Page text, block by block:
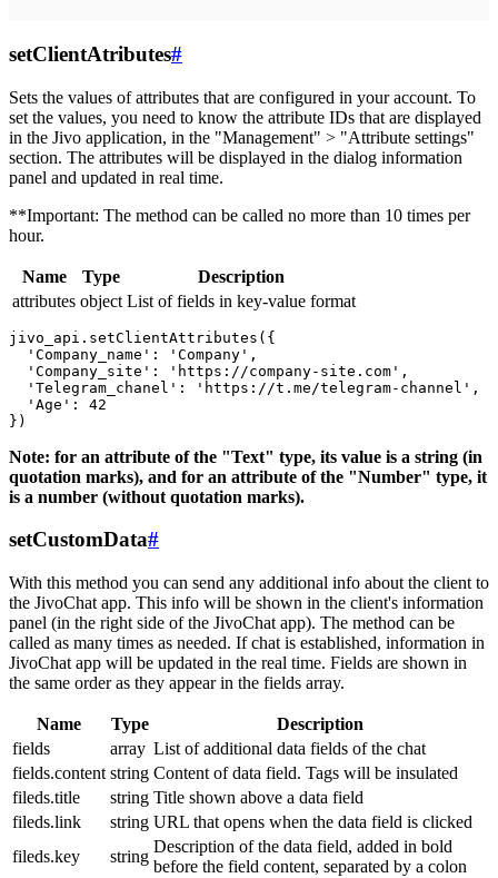
setClientAtributes#
Sets the values ​​of attributes that are configured in your account. To
set the values, you need to know the attribute IDs that are displayed
in the Jivo application, in the "Management" > "Attribute settings"
section. The attributes will be displayed in the dialog information
panel and updated in real time.
**Important: The method can be called no more than 10 times per
hour.
Name Type
Description
attributes object List of fields in key-value format
jivo_api.setClientAttributes({
  'Company_name': 'Company',
  'Company_site': 'https://company-site.com',
  'Telegram_chanel': 'https://t.me/telegram-channel',
  'Age': 42
Note: for an attribute of the "Text" type, its value is a string (in
quotation marks), and for an attribute of the "Number" type, it
is a number (without quotation marks).
setCustomData#
With this method you can send any additional info about the client to
the JivoChat app. This info will be shown in the client's information
panel (in the right side of the JivoChat app). The method can be
called as many times as needed. If chat is established, information in
JivoChat app will be updated in the real time. Fields are shown in
the same order as they appear in the fields array.
Name Type
Description
fields
array List of additional data fields of the chat
fields.content string Content of data field. Tags will be insulated
fileds.title
string Title shown above a data field
fileds.link
string URL that opens when the data field is clicked
fileds.key
string
Description of the data field, added in bold
before the field content, separated by a colon